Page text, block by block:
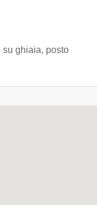
su ghiaia, posto